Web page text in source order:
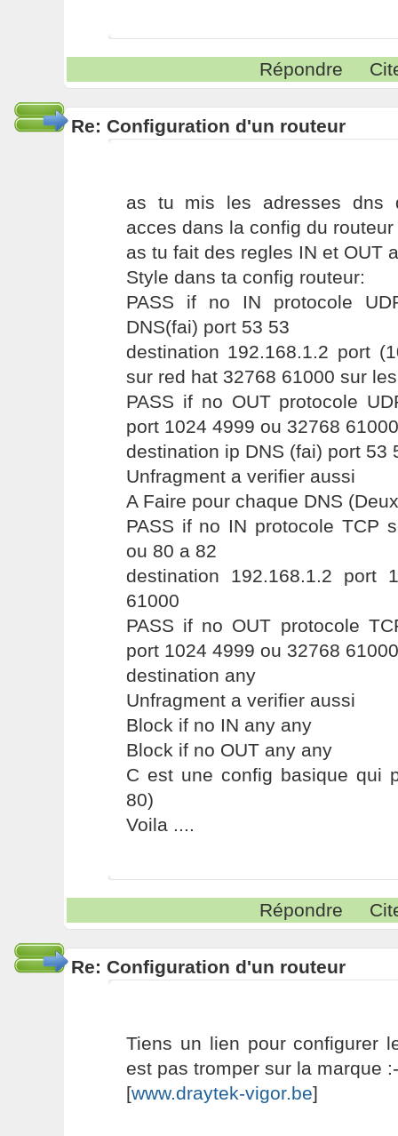
Répondre
Re: Configuration d'un routeur
as tu mis les adresses dns
acces dans la config du routeur
as tu fait des regles IN et OUT
Style dans ta config routeur:
PASS if no IN protocole
DNS(fai) port 53 53
destination 192.168.1.2 port
sur red hat 32768 61000 sur
PASS if no OUT protocole
port 1024 4999 ou 32768 61000
destination ip DNS (fai) port 53
Unfragment a verifier aussi
A Faire pour chaque DNS
PASS if no IN protocole TCP
ou 80 a 82
destination 192.168.1.2 port
61000
PASS if no OUT protocole
port 1024 4999 ou 32768 61000
destination any
Unfragment a verifier aussi
Block if no IN any any
Block if no OUT any any
C est une config basique qui
80)
Voila ....
Répondre
Re: Configuration d'un routeur
Tiens un lien pour configurer
est pas tromper sur la marque
[www.draytek-vigor.be]